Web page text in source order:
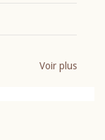
Voir plus